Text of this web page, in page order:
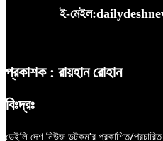
ই-
প্রকাশক : রায়হান রোহান
বিঃদ্রঃ
ডেইলি দেশ নিউজ ডটকম’র প্রকাশিত/